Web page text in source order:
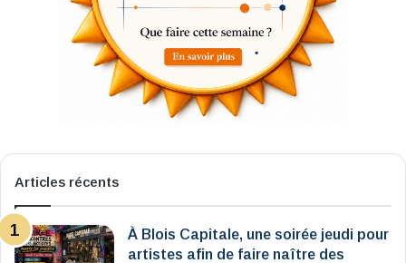
Articles récents
À Blois Capitale, une soirée jeudi pour
artistes afin de faire naître des